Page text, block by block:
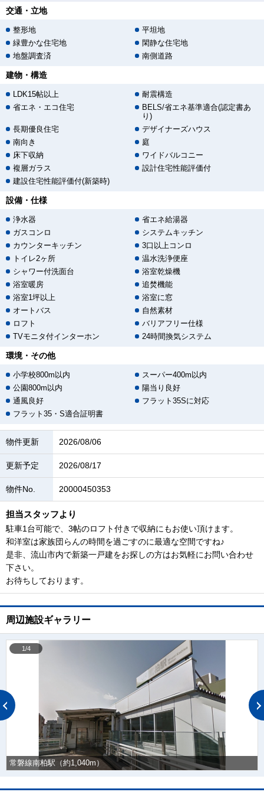
交通・立地
整形地
平坦地
緑豊かな住宅地
閑静な住宅地
地盤調査済
南側道路
建物・構造
LDK15帖以上
耐震構造
省エネ・エコ住宅
BELS/省エネ基準適合(認定書あ
り)
長期優良住宅
デザイナーズハウス
南向き
庭
床下収納
ワイドバルコニー
複層ガラス
設計住宅性能評価付
建設住宅性能評価付(新築時)
設備・仕様
浄水器
省エネ給湯器
ガスコンロ
システムキッチン
カウンターキッチン
3口以上コンロ
トイレ2ヶ所
温水洗浄便座
シャワー付洗面台
浴室乾燥機
浴室暖房
追焚機能
浴室1坪以上
浴室に窓
オートバス
自然素材
ロフト
バリアフリー仕様
TVモニタ付インターホン
24時間換気システム
環境・その他
小学校800m以内
スーパー400m以内
公園800m以内
陽当り良好
通風良好
フラット35Sに対応
フラット35・S適合証明書
物件更新 2026/08/06
更新予定 2026/08/17
物件No. 20000450353
担当スタッフより
駐車1台可能で、3帖のロフト付きで収納にもお使い頂けます。
和洋室は家族団らんの時間を過ごすのに最適な空間ですね♪
是非、流山市内で新築一戸建をお探しの方はお気軽にお問い合わせ
下さい。
お待ちしております。
周辺施設ギャラリー
常磐線南柏駅（約1,040m）
1/4